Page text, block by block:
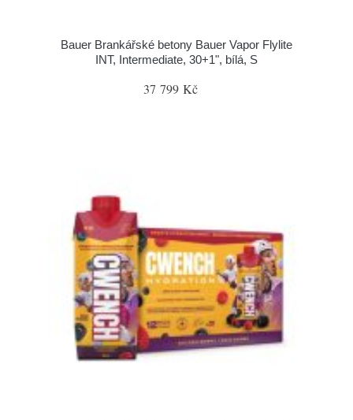
Bauer Brankářské betony Bauer Vapor Flylite
INT, Intermediate, 30+1", bílá, S
37 799 Kč